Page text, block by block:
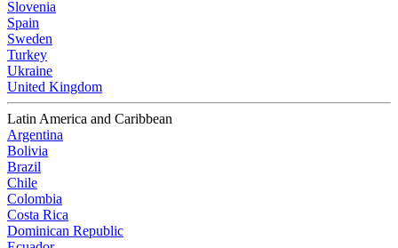
Slovenia
Spain
Sweden
Turkey
Ukraine
United Kingdom
Latin America and Caribbean
Argentina
Bolivia
Brazil
Chile
Colombia
Costa Rica
Dominican Republic